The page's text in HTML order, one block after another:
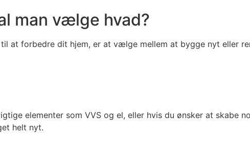
man vælge hvad?
at forbedre dit hjem, er at vælge mellem at bygge nyt eller
elementer som VVS og el, eller hvis du ønsker at skabe
helt nyt.